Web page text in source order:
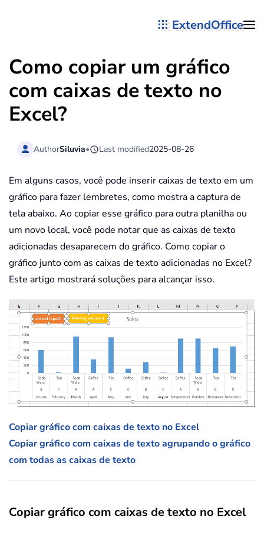
ExtendOffice
Como copiar um gráfico
com caixas de texto no
Excel?
AuthorSiluvia• Last modified2025-08-26
Em alguns casos, você pode inserir caixas de texto em um
gráfico para fazer lembretes, como mostra a captura de
tela abaixo. Ao copiar esse gráfico para outra planilha ou
um novo local, você pode notar que as caixas de texto
adicionadas desaparecem do gráfico. Como copiar o
gráfico junto com as caixas de texto adicionadas no Excel?
Este artigo mostrará soluções para alcançar isso.
Copiar gráfico com caixas de texto no Excel
Copiar gráfico com caixas de texto agrupando o gráfico
com todas as caixas de texto
Copiar gráfico com caixas de texto no Excel